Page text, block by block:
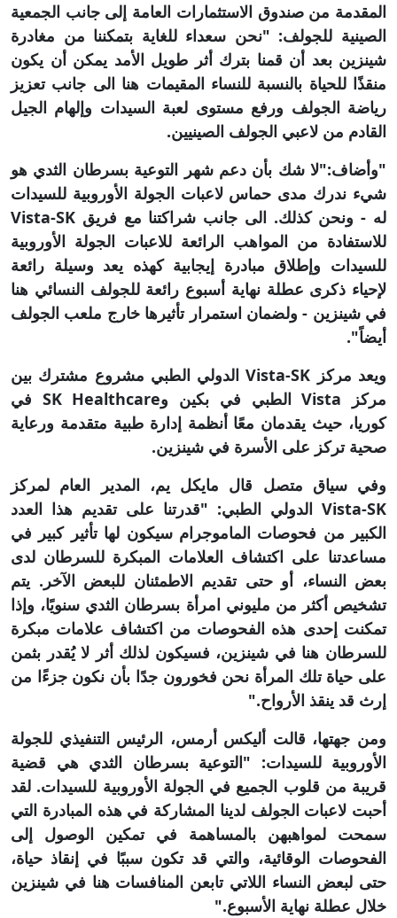
المقدمة من صندوق الاستثمارات العامة إلى جانب الجمعية
الصينية للجولف: "نحن سعداء للغاية بتمكننا من مغادرة
شينزين بعد أن قمنا بترك أثر طويل الأمد يمكن أن يكون
منقذًا للحياة بالنسبة للنساء المقيمات هنا الى جانب تعزيز
رياضة الجولف ورفع مستوى لعبة السيدات وإلهام الجيل
القادم من لاعبي الجولف الصينيين.
"وأضاف:"لا شك بأن دعم شهر التوعية بسرطان الثدي هو
شيء ندرك مدى حماس لاعبات الجولة الأوروبية للسيدات
له - ونحن كذلك. الى جانب شراكتنا مع فريق Vista-SK
للاستفادة من المواهب الرائعة للاعبات الجولة الأوروبية
للسيدات وإطلاق مبادرة إيجابية كهذه يعد وسيلة رائعة
لإحياء ذكرى عطلة نهاية أسبوع رائعة للجولف النسائي هنا
في شينزين - ولضمان استمرار تأثيرها خارج ملعب الجولف
أيضاً".
ويعد مركز Vista-SK الدولي الطبي مشروع مشترك بين
مركز Vista الطبي في بكين وSK Healthcare في
كوريا، حيث يقدمان معًا أنظمة إدارة طبية متقدمة ورعاية
صحية تركز على الأسرة في شينزين.
وفي سياق متصل قال مايكل يم، المدير العام لمركز
Vista-SK الدولي الطبي: "قدرتنا على تقديم هذا العدد
الكبير من فحوصات الماموجرام سيكون لها تأثير كبير في
مساعدتنا على اكتشاف العلامات المبكرة للسرطان لدى
بعض النساء، أو حتى تقديم الاطمئنان للبعض الآخر. يتم
تشخيص أكثر من مليوني امرأة بسرطان الثدي سنويًا، وإذا
تمكنت إحدى هذه الفحوصات من اكتشاف علامات مبكرة
للسرطان هنا في شينزين، فسيكون لذلك أثر لا يُقدر بثمن
على حياة تلك المرأة نحن فخورون جدًا بأن نكون جزءًا من
إرث قد ينقذ الأرواح."
ومن جهتها، قالت أليكس أرمس، الرئيس التنفيذي للجولة
الأوروبية للسيدات: "التوعية بسرطان الثدي هي قضية
قريبة من قلوب الجميع في الجولة الأوروبية للسيدات. لقد
أحبت لاعبات الجولف لدينا المشاركة في هذه المبادرة التي
سمحت لمواهبهن بالمساهمة في تمكين الوصول إلى
الفحوصات الوقائية، والتي قد تكون سببًا في إنقاذ حياة،
حتى لبعض النساء اللاتي تابعن المنافسات هنا في شينزين
خلال عطلة نهاية الأسبوع."